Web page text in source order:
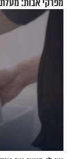
הסבלנות